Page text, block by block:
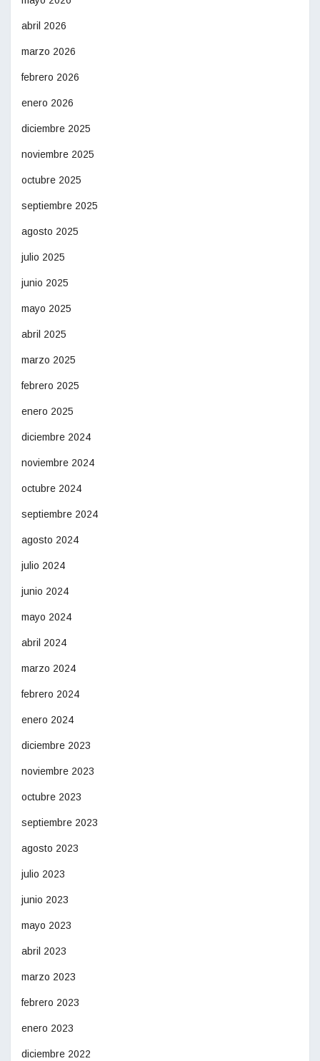
abril 2026
marzo 2026
febrero 2026
enero 2026
diciembre 2025
noviembre 2025
octubre 2025
septiembre 2025
agosto 2025
julio 2025
junio 2025
mayo 2025
abril 2025
marzo 2025
febrero 2025
enero 2025
diciembre 2024
noviembre 2024
octubre 2024
septiembre 2024
agosto 2024
julio 2024
junio 2024
mayo 2024
abril 2024
marzo 2024
febrero 2024
enero 2024
diciembre 2023
noviembre 2023
octubre 2023
septiembre 2023
agosto 2023
julio 2023
junio 2023
mayo 2023
abril 2023
marzo 2023
febrero 2023
enero 2023
diciembre 2022